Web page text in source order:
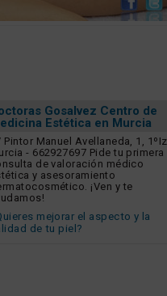
Gosalvez Centro de
Estética en Murcia
Pintor Manuel Avellaneda, 1,
- 662927697 Pide tu primera
de valoración médico
y asesoramiento
¡Ven y te
mejorar el aspecto y la
de tu piel?